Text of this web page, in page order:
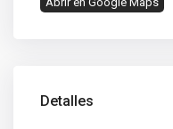
Detalles